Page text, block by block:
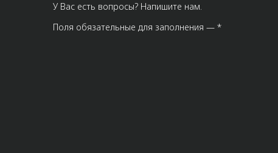
У Вас есть вопросы? Напишите нам.
Поля обязательные для заполнения — *